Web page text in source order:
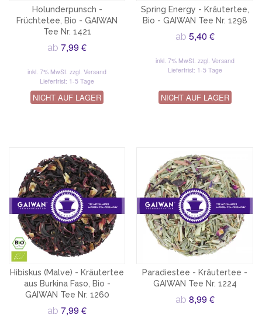
Holunderpunsch -
Früchtetee, Bio - GAIWAN
Tee Nr. 1421
ab7,99 €
inkl. 7% MwSt.zzgl. Versand
Lieferfrist: 1-5 Tage
NICHT AUF LAGER
Spring Energy - Kräutertee,
Bio - GAIWAN Tee Nr. 1298
ab 5,40 €
inkl. 7% MwSt. zzgl. Versand
Lieferfrist: 1-5 Tage
NICHT AUF LAGER
Hibiskus (Malve) - Kräutertee
aus Burkina Faso, Bio -
GAIWAN Tee Nr. 1260
ab7,99 €
Paradiestee - Kräutertee -
GAIWAN Tee Nr. 1224
ab 8,99 €